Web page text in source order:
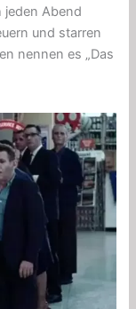
jeden Abend
und starren
nennen es „Das